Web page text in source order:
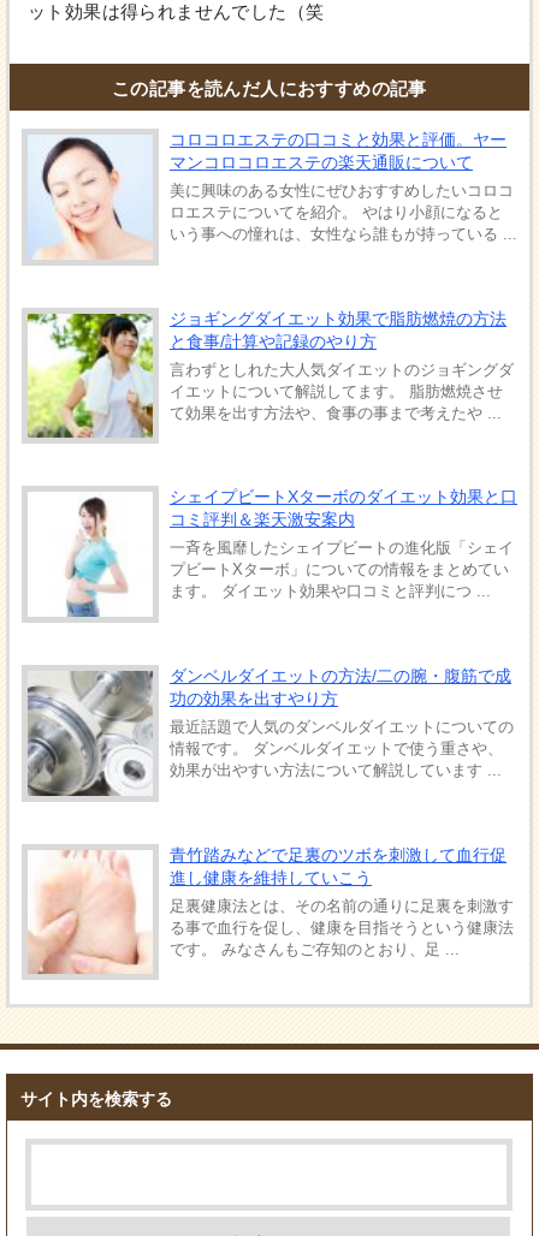
ット効果は得られませんでした（笑
この記事を読んだ人におすすめの記事
コロコロエステの口コミと効果と評価。ヤー
マンコロコロエステの楽天通販について
美に興味のある女性にぜひおすすめしたいコロコ
ロエステについてを紹介。 やはり小顔になると
いう事への憧れは、女性なら誰もが持っている ...
ジョギングダイエット効果で脂肪燃焼の方法
と食事/計算や記録のやり方
言わずとしれた大人気ダイエットのジョギングダ
イエットについて解説してます。 脂肪燃焼させ
て効果を出す方法や、食事の事まで考えたや ...
シェイプビートXターボのダイエット効果と口
コミ評判＆楽天激安案内
一斉を風靡したシェイプビートの進化版「シェイ
プビートXターボ」についての情報をまとめてい
ます。 ダイエット効果や口コミと評判につ ...
ダンベルダイエットの方法/二の腕・腹筋で成
功の効果を出すやり方
最近話題で人気のダンベルダイエットについての
情報です。 ダンベルダイエットで使う重さや、
効果が出やすい方法について解説しています ...
青竹踏みなどで足裏のツボを刺激して血行促
進し健康を維持していこう
足裏健康法とは、その名前の通りに足裏を刺激す
る事で血行を促し、健康を目指そうという健康法
です。 みなさんもご存知のとおり、足 ...
サイト内を検索する